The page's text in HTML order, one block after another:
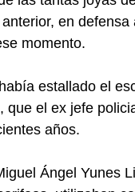
en
momento.
estallado el
que el ex jefe
años.
Ángel Yunes